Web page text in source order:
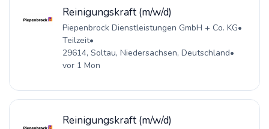
Reinigungskraft (m/w/d)
Piepenbrock Dienstleistungen GmbH + Co. KG•
Teilzeit•
29614, Soltau, Niedersachsen, Deutschland•
vor 1 Mon
Reinigungskraft (m/w/d)